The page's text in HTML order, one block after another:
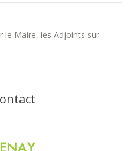
le Maire, les Adjoints sur